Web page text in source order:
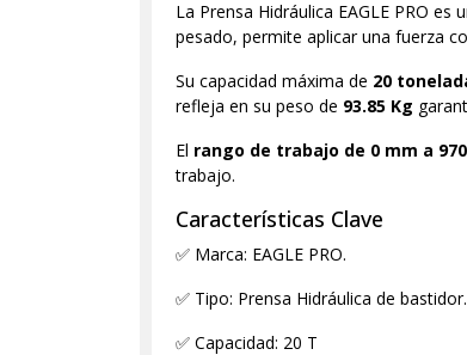
La Prensa Hidráulica EAGLE PRO
pesado, permite aplicar una fuerza
Su capacidad máxima de 20
refleja en su peso de 93.85 Kg
El rango de trabajo de 0 mm a
trabajo.
Características Clave
✅ Marca: EAGLE PRO.
✅ Tipo: Prensa Hidráulica de bastidor.
✅ Capacidad: 20 T